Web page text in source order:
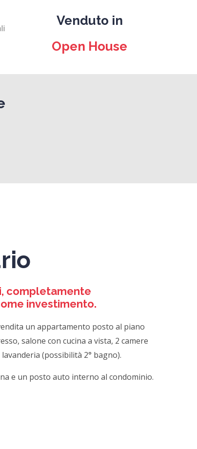
Venduto in
Open House
completamente
investimento.
un appartamento posto al piano
salone con cucina a vista, 2 camere
(possibilità 2° bagno).
e un posto auto interno al condominio.